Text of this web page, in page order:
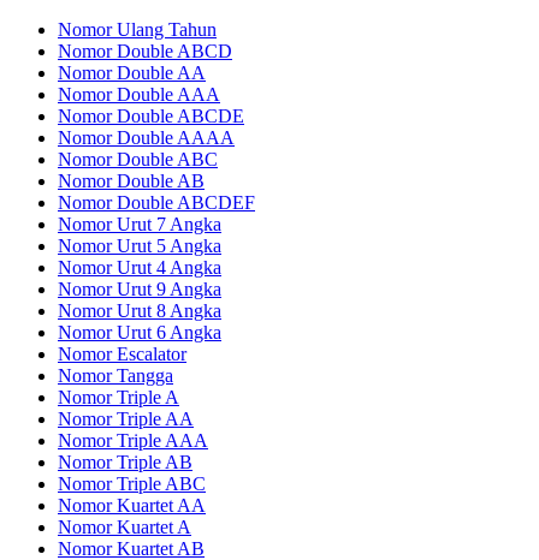
Nomor Ulang Tahun
Nomor Double ABCD
Nomor Double AA
Nomor Double AAA
Nomor Double ABCDE
Nomor Double AAAA
Nomor Double ABC
Nomor Double AB
Nomor Double ABCDEF
Nomor Urut 7 Angka
Nomor Urut 5 Angka
Nomor Urut 4 Angka
Nomor Urut 9 Angka
Nomor Urut 8 Angka
Nomor Urut 6 Angka
Nomor Escalator
Nomor Tangga
Nomor Triple A
Nomor Triple AA
Nomor Triple AAA
Nomor Triple AB
Nomor Triple ABC
Nomor Kuartet AA
Nomor Kuartet A
Nomor Kuartet AB